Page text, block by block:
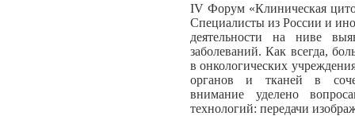
IV Форум «Клиническая
Специалисты из России и
деятельности на ниве
заболеваний. Как всегда,
в онкологических
органов и тканей в
внимание уделено
технологий: передачи